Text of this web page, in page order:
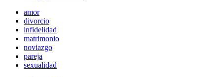
amor
divorcio
infidelidad
matrimonio
noviazgo
pareja
sexualidad